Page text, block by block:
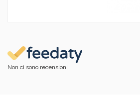
Non ci sono recensioni